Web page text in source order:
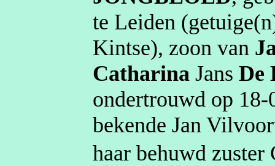
te Leiden
Kintse), zoon van
Catharina Jans De
ondertrouwd op
bekende Jan
haar behuwd